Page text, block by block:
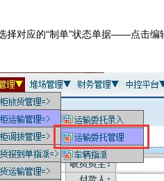
对应的“制单”状态单据——点击编